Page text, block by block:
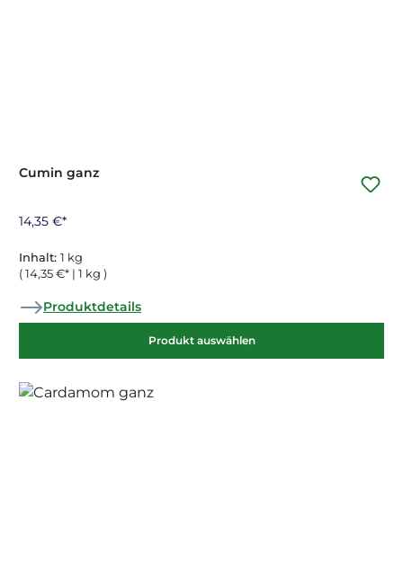
Cumin ganz
14,35 €*
Inhalt: 1 kg
( 14,35 €* | 1 kg )
Produktdetails
Produkt auswählen